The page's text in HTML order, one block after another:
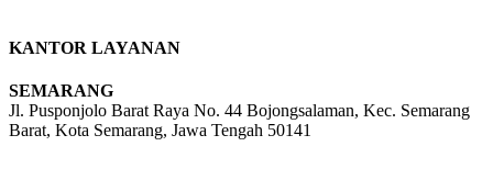
KANTOR LAYANAN
SEMARANG
Jl. Pusponjolo Barat Raya No. 44 Bojongsalaman, Kec. Semarang
Barat, Kota Semarang, Jawa Tengah 50141